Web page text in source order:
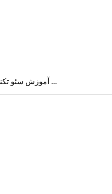
آموزش سئو تکنیکال به همه بخش های سئو به جز بهینه سازی محتوا و ایجاد لینک اشاره می کند. به عبارت ساده ، با آموزش سئو تکنیکال ...